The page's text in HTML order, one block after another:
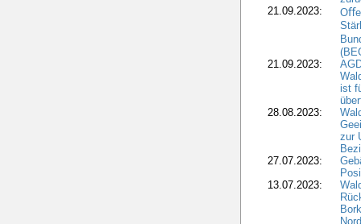
21.09.2023:
21.09.2023:
ist
28.08.2023:
zur
27.07.2023:
13.07.2023: